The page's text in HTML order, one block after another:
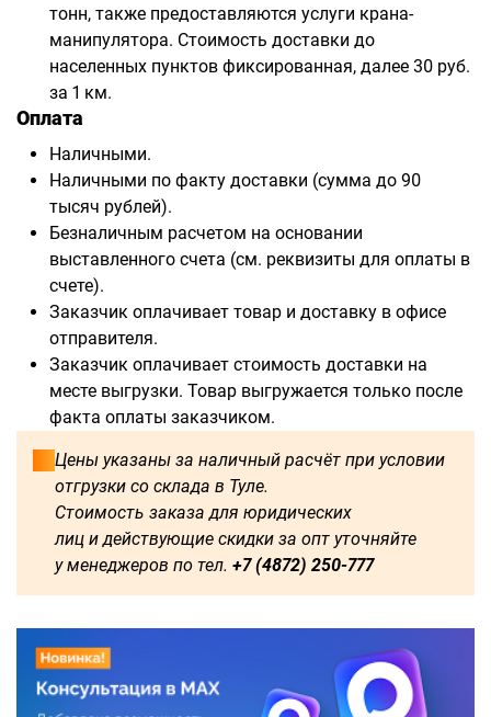
тонн, также предоставляются услуги крана-
манипулятора. Стоимость доставки до
населенных пунктов фиксированная, далее 30 руб.
за 1 км.
Оплата
Наличными.
Наличными по факту доставки (сумма до 90
тысяч рублей).
Безналичным расчетом на основании
выставленного счета (см. реквизиты для оплаты в
счете).
Заказчик оплачивает товар и доставку в офисе
отправителя.
Заказчик оплачивает стоимость доставки на
месте выгрузки. Товар выгружается только после
факта оплаты заказчиком.
Цены указаны за наличный расчёт при условии
отгрузки со склада в Туле.
Стоимость заказа для юридических
лиц и действующие скидки за опт уточняйте
у менеджеров по тел. +7 (4872) 250-777